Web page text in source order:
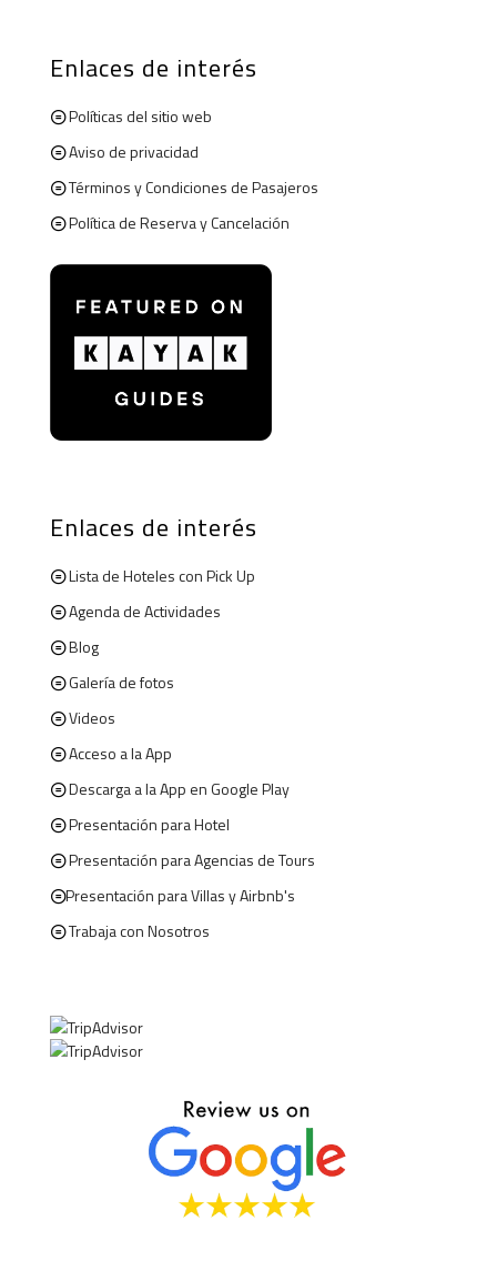
Enlaces de interés
Políticas del sitio web
Aviso de privacidad
Términos y Condiciones de Pasajeros
Política de Reserva y Cancelación
Enlaces de interés
Lista de Hoteles con Pick Up
Agenda de Actividades
Blog
Galería de fotos
Videos
Acceso a la App
Descarga a la App en Google Play
Presentación para Hotel
Presentación para Agencias de Tours
Presentación para Villas y Airbnb's
Trabaja con Nosotros